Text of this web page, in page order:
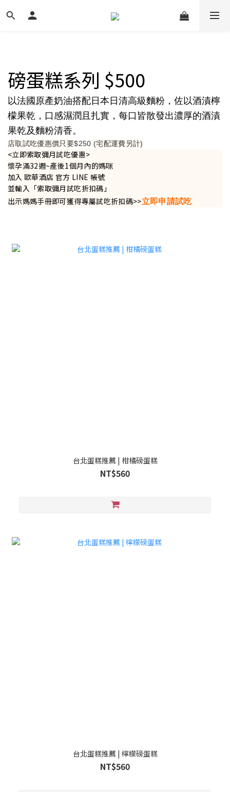
磅蛋糕系列 $500
以法國原產奶油搭配日本日清高級麵粉，佐以酒漬檸
檬果乾，口感濕潤且扎實，每口皆散發出濃厚的酒漬
果乾及麵粉清香。
店取試吃優惠價只要$250 (宅配運費另計)
<立即索取彌月試吃優惠>
懷孕滿32週~產後1個月內的媽咪
加入 歐華酒店 官方 LINE 帳號
並輸入「索取彌月試吃折扣碼」
出示媽媽手冊即可獲得專屬試吃折扣碼>>立即申請試吃
台北蛋糕推薦 | 柑橘磅蛋糕
NT$560
台北蛋糕推薦 | 檸檬磅蛋糕
NT$560